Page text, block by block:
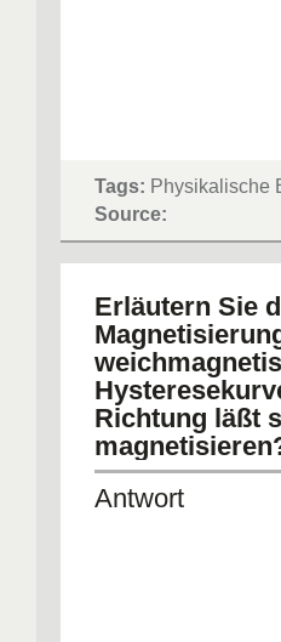
Tags: Physikalische
Source:
Erläutern Sie
Richtung läßt
Antwort